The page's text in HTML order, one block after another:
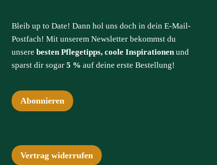
Bleib up to Date! Dann hol uns doch in dein E-Mail-
Postfach! Mit unserem Newsletter bekommst du
unsere besten Pflegetipps, coole Inspirationenund
sparst dir sogar 5 % auf deine erste Bestellung!
Abonnieren
Vertrag widerrufen